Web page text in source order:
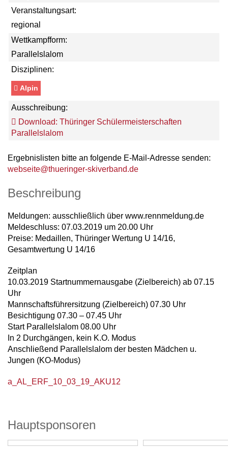
Veranstaltungsart:
regional
Wettkampfform:
Parallelslalom
Disziplinen:
Alpin
Ausschreibung:
Download: Thüringer Schülermeisterschaften
Parallelslalom
Ergebnislisten bitte an folgende E-Mail-Adresse senden:
webseite@thueringer-skiverband.de
Beschreibung
Meldungen: ausschließlich über www.rennmeldung.de
Meldeschluss: 07.03.2019 um 20.00 Uhr
Preise: Medaillen, Thüringer Wertung U 14/16,
Gesamtwertung U 14/16
Zeitplan
10.03.2019 Startnummernausgabe (Zielbereich) ab 07.15
Uhr
Mannschaftsführersitzung (Zielbereich) 07.30 Uhr
Besichtigung 07.30 – 07.45 Uhr
Start Parallelslalom 08.00 Uhr
In 2 Durchgängen, kein K.O. Modus
Anschließend Parallelslalom der besten Mädchen u.
Jungen (KO-Modus)
a_AL_ERF_10_03_19_AKU12
Hauptsponsoren